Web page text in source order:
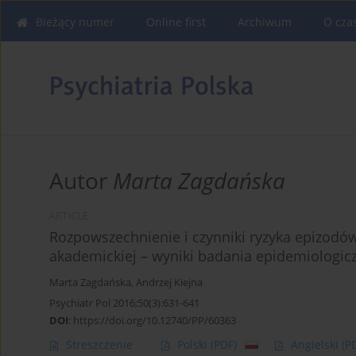
Bieżący numer Online first Archiwum O
Autor Marta Zagdańska
Rozpowszechnienie i czynniki ryzyka
akademickiej – wyniki badania
Marta Zagdańska, Andrzej Kiejna
Psychiatr Pol 2016;50(3):631-641
DOI: https://doi.org/10.12740/PP/60363
Streszczenie Polski (PDF) Angielski